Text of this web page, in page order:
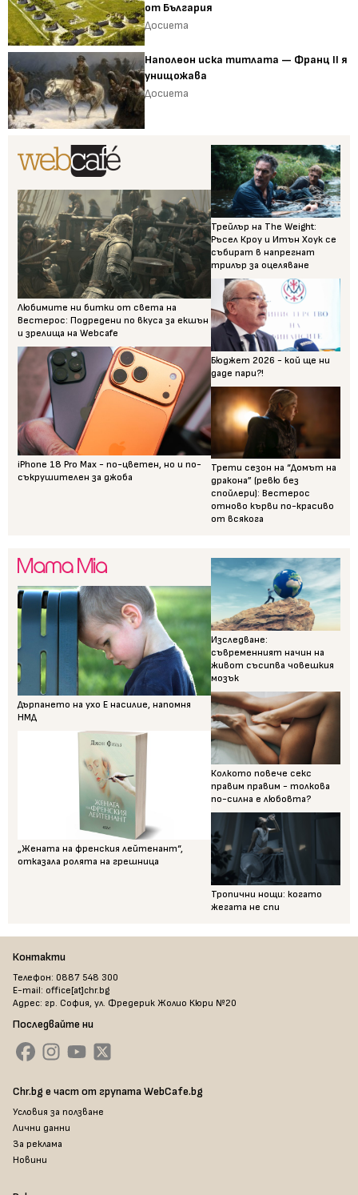
от България
Досиета
Наполеон иска титлата — Франц II я
унищожава
Досиета
Любимите ни битки от света на
Вестерос: Подредени по вкуса за екшън
и зрелища на Webcafe
iPhone 18 Pro Max - по-цветен, но и по-
съкрушителен за джоба
Трейлър на The Weight:
Ръсел Кроу и Итън Хоук се
събират в напрегнат
трилър за оцеляване
Бюджет 2026 - кой ще ни
даде пари?!
Трети сезон на “Домът на
дракона” (ревю без
спойлери): Вестерос
отново кърви по-красиво
от всякога
Дърпането на ухо Е насилие, напомня
НМД
„Жената на френския лейтенант“,
отказала ролята на грешница
Изследване:
съвременният начин на
живот съсипва човешкия
мозък
Колкото повече секс
правим правим - толкова
по-силна е любовта?
Тропични нощи: когато
жегата не спи
Контакти
Телефон: 0887 548 300
E-mail: office[at]chr.bg
Адрес: гр. София, ул. Фредерик Жолио Кюри №20
Последвайте ни
Chr.bg е част от групата WebCafe.bg
Условия за ползване
Лични данни
За реклама
Новини